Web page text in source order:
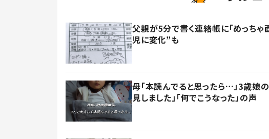
父親が5分で書く連絡帳に「めっち
児に変化”も
母「本読んでると思ったら…」3歳娘
見しました」「何でこうなった」の声